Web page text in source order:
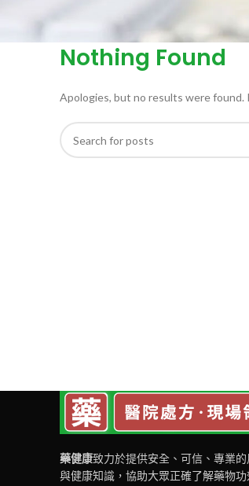
Nothing Found
Apologies, but no results were found.
藥健康致力於提供安全、可信、專業的
與健康知識，協助大眾正確了解藥物功